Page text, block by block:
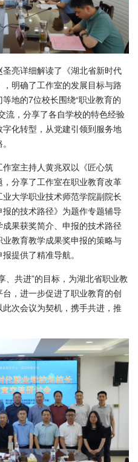
亮详细解读了《湖北省新时代
明确了工作室的发展目标与路
地的7位校长围绕“职业教育的
流，分享了各自学校的特色经验
化转型，从党建引领到服务地
室主持人黄兆双以《匠心筑
分享了工作室在职业教育改革
大学职业技术师范学院副院长
的技术路径》为题作专题辅导
果获奖简介、申报的技术路径
教育教学成果奖申报的策略与
提供了精准导航。
、共进”的目标，为湖北省职业教
，进一步促进了职业教育的创
次会议为契机，携手共进，推